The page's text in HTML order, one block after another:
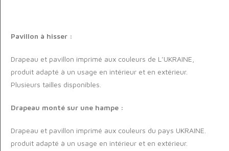
Pavillon à hisser :
Drapeau et pavillon imprimé aux couleurs de L’UKRAINE,
produit adapté à un usage en intérieur et en extérieur.
Plusieurs tailles disponibles.
Drapeau monté sur une hampe :
Drapeau et pavillon imprimé aux couleurs du pays UKRAINE.
produit adapté à un usage en intérieur et en extérieur.